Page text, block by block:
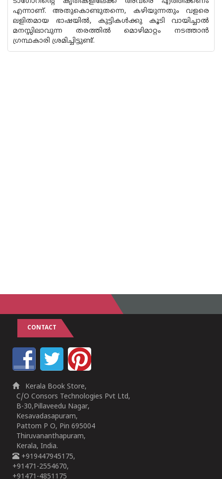
എന്നാണ്. അതുകൊണ്ടുതന്നെ, കഴിയുന്നതും വളരെ
ലളിതമായ ഭാഷയിൽ, കുട്ടികൾക്കു കൂടി വായിച്ചാൽ
മനസ്സിലാവുന്ന തരത്തിൽ മൊഴിമാറ്റം നടത്താൻ
ഗ്രന്ഥകാരി ശ്രമിച്ചിട്ടുണ്ട്.
CONTACT
Kerala Book Store,
C/O Consors Technologies Pvt Ltd,
B-30,Pillaveedu Nagar,
Kesavadasapuram,
Pattom P O, Pin 695004
Thiruvananthapuram,
Kerala, India.
+919447945175,
+91471-2554670,
+91471-4851175